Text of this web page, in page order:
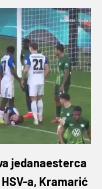
jedanaesterca
a, Kramarić